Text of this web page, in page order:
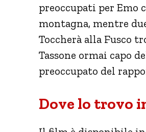
preoccupati per Emo
montagna, mentre
Toccherà alla Fusco
Tassone ormai capo
preoccupato del
Dove lo trovo